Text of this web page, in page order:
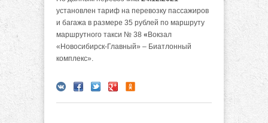
установлен тариф на перевозку пассажиров
и багажа в размере 35 рублей по маршруту
маршрутного такси № 38 «Вокзал
«Новосибирск-Главный» – Биатлонный
комплекс».